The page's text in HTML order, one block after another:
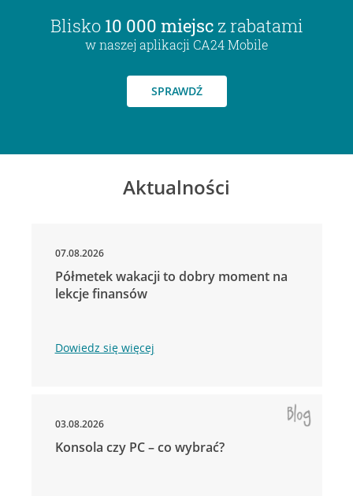
Blisko 10 000 miejsc z rabatami
w naszej aplikacji CA24 Mobile
SPRAWDŹ
Aktualności
07.08.2026
Półmetek wakacji to dobry moment na
lekcje finansów
Dowiedz się więcej
03.08.2026
Konsola czy PC – co wybrać?